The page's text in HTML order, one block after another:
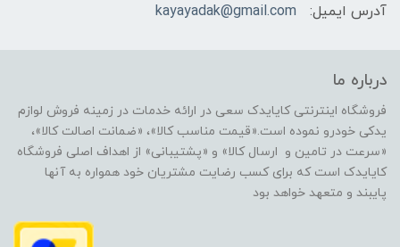
آدرس ایمیل:
kayayadak@gmail.com
درباره ما
فروشگاه اینترنتی کایایدک سعی در ارائه خدمات در زمینه فروش لوازم
یدکی خودرو نموده است.«قیمت مناسب کالا»، «ضمانت اصالت کالا»،
«سرعت در تامین و ارسال کالا» و «پشتیبانی» از اهداف اصلی فروشگاه
کایایدک است که برای کسب رضایت مشتریان خود همواره به آنها
پایبند و متعهد خواهد بود